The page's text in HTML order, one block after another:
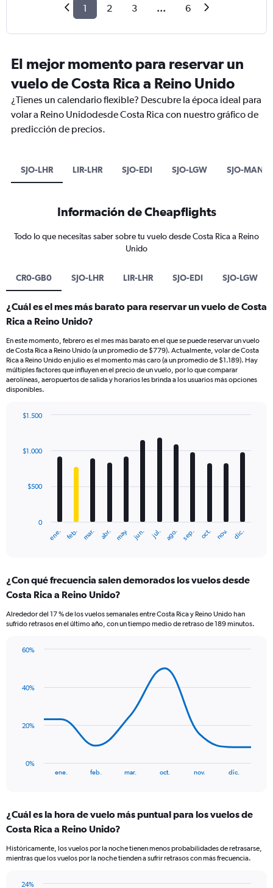
1 2 3 ... 6
El mejor momento para reservar un
vuelo de Costa Rica a Reino Unido
¿Tienes un calendario flexible? Descubre la época ideal para
volar a Reino Unidodesde Costa Rica con nuestro gráfico de
predicción de precios.
SJO-LHR LIR-LHR SJO-EDI SJO-LGW SJO-MAN
Información de Cheapflights
Todo lo que necesitas saber sobre tu vuelo desde Costa Rica a Reino
Unido
CR0-GB0 SJO-LHR LIR-LHR SJO-EDI SJO-LGW
¿Cuál es el mes más barato para reservar un vuelo de Costa
Rica a Reino Unido?
En este momento, febrero es el mes más barato en el que se puede reservar un vuelo
de Costa Rica a Reino Unido (a un promedio de $779). Actualmente, volar de Costa
Rica a Reino Unido en julio es el momento más caro (a un promedio de $1.189). Hay
múltiples factores que influyen en el precio de un vuelo, por lo que comparar
aerolíneas, aeropuertos de salida y horarios les brinda a los usuarios más opciones
disponibles.
with
12
The
Range:
12
The
chart
displaying
ene. feb. mar. abr. may. jun. jul. ago. sep. oct. nov. dic.
0
$500
$1.000
$1.500
¿Con qué frecuencia salen demorados los vuelos desde
Costa Rica a Reino Unido?
Alrededor del 17 % de los vuelos semanales entre Costa Rica y Reino Unido han
sufrido retrasos en el último año, con un tiempo medio de retraso de 189 minutos.
categories.
Range:
categories.
The
has
ene. feb. mar. oct. nov. dic.
0%
20%
40%
60%
¿Cuál es la hora de vuelo más puntual para los vuelos de
Costa Rica a Reino Unido?
Históricamente, los vuelos por la noche tienen menos probabilidades de retrasarse,
mientras que los vuelos por la noche tienden a sufrir retrasos con más frecuencia.
24%